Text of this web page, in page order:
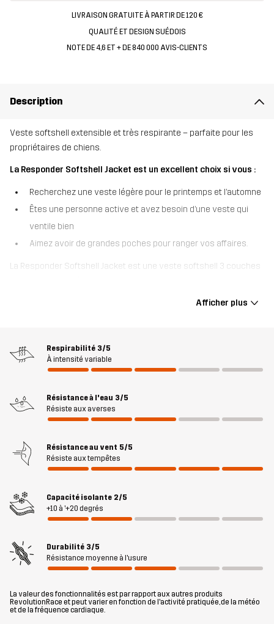
LIVRAISON GRATUITE À PARTIR DE 120 €
QUALITÉ ET DESIGN SUÉDOIS
NOTE DE 4,6 ET + DE 840 000 AVIS-CLIENTS
Description
Veste softshell extensible et très respirante – parfaite pour les
propriétaires de chiens.
La Responder Softshell Jacket est un excellent choix si vous :
Recherchez une veste légère pour le printemps et l’automne
Êtes une personne active et avez besoin d’une veste qui
ventile bien
Aimez avoir de grandes poches pour ranger vos affaires.
La Responder Softshell Jacket est une veste softshell 3 couches
rythme. Grâce au tissu extensible quadridirectionnel, vous
bénéficiez d’une flexibilité totale et d’une liberté de mouvement,
résistante à l’eau vous protège des bruines. Deux grandes
poches pour les mains et une poche kangourou ventilée à l’arrière
et autres essentiels. L’ourlet inférieur et la capuche détachable
sont ajustables pour un ajustement parfait. Dans l’ensemble, la
Responder Softshell Jacket est une couche extérieure
air.
Coupe REGULAR
Matériau 1 100% Polyester (Recyclé)
Afficher plus
Respirabilité 3/5
À intensité variable
Résistance à l'eau 3/5
Résiste aux averses
Résistance au vent 5/5
Résiste aux tempêtes
Capacité isolante 2/5
+10 à '+20 degrés
Durabilité 3/5
Résistance moyenne à l'usure
La valeur des fonctionnalités est par rapport aux autres produits
RevolutionRace et peut varier en fonction de l'activité pratiquée, de la météo
et de la fréquence cardiaque.